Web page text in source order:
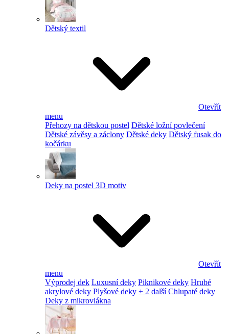
Dětský textil
Otevřít
menu
Přehozy na dětskou postel Dětské ložní povlečení
Dětské závěsy a záclony Dětské deky Dětský fusak do
kočárku
Deky na postel 3D motiv
Otevřít
menu
Výprodej dek Luxusní deky Piknikové deky Hrubé
akrylové deky Plyšové deky + 2 další Chlupaté deky
Deky z mikrovlákna